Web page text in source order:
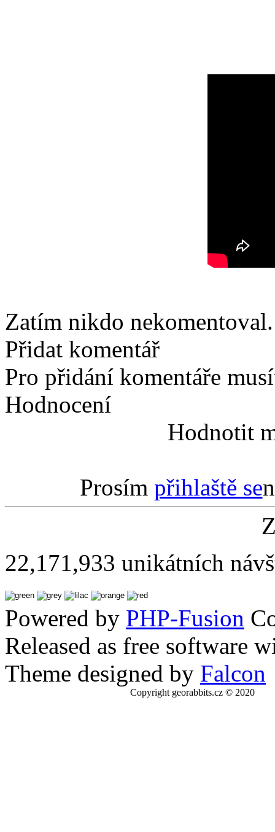
Zatím nikdo
Přidat komentář
Pro přidání komentáře
Hodnocení
Hodnotit
Prosím přihlaště se
22,171,933 unikátních
Powered by PHP-Fusion
Released as free software
Theme designed by Falcon
Copyright georabbits.cz © 2020